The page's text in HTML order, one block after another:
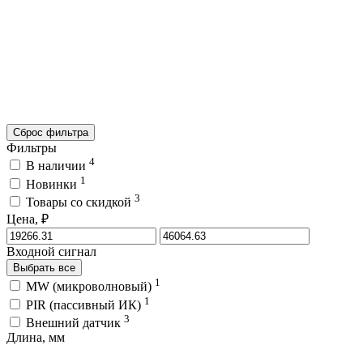
Сброс фильтра
Фильтры
В наличии 4
Новинки 1
Товары со скидкой 3
Цена, ₽
Входной сигнал
Выбрать все
MW (микроволновый) 1
PIR (пассивный ИК) 1
Внешний датчик 3
Длина, мм